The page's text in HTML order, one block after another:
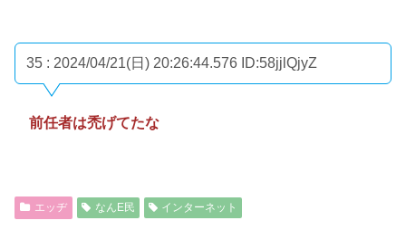
35 : 2024/04/21(日) 20:26:44.576 ID:58jjlQjyZ
前任者は禿げてたな
エッヂ なんE民 インターネット